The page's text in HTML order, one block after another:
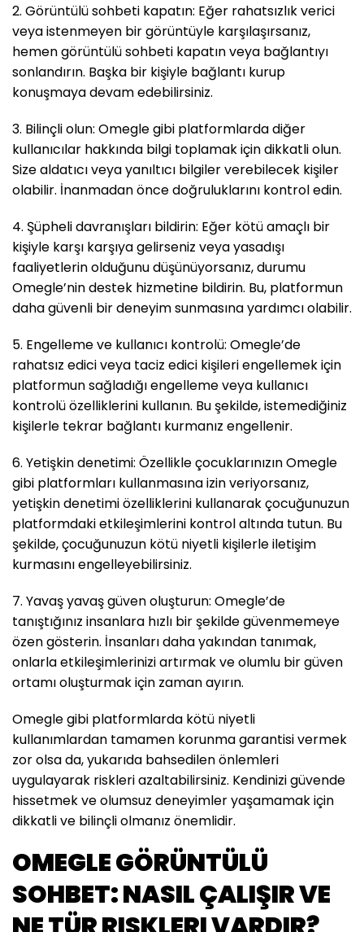
2. Görüntülü sohbeti kapatın: Eğer rahatsızlık verici
veya istenmeyen bir görüntüyle karşılaşırsanız,
hemen görüntülü sohbeti kapatın veya bağlantıyı
sonlandırın. Başka bir kişiyle bağlantı kurup
konuşmaya devam edebilirsiniz.
3. Bilinçli olun: Omegle gibi platformlarda diğer
kullanıcılar hakkında bilgi toplamak için dikkatli olun.
Size aldatıcı veya yanıltıcı bilgiler verebilecek kişiler
olabilir. İnanmadan önce doğruluklarını kontrol edin.
4. Şüpheli davranışları bildirin: Eğer kötü amaçlı bir
kişiyle karşı karşıya gelirseniz veya yasadışı
faaliyetlerin olduğunu düşünüyorsanız, durumu
Omegle’nin destek hizmetine bildirin. Bu, platformun
daha güvenli bir deneyim sunmasına yardımcı olabilir.
5. Engelleme ve kullanıcı kontrolü: Omegle’de
rahatsız edici veya taciz edici kişileri engellemek için
platformun sağladığı engelleme veya kullanıcı
kontrolü özelliklerini kullanın. Bu şekilde, istemediğiniz
kişilerle tekrar bağlantı kurmanız engellenir.
6. Yetişkin denetimi: Özellikle çocuklarınızın Omegle
gibi platformları kullanmasına izin veriyorsanız,
yetişkin denetimi özelliklerini kullanarak çocuğunuzun
platformdaki etkileşimlerini kontrol altında tutun. Bu
şekilde, çocuğunuzun kötü niyetli kişilerle iletişim
kurmasını engelleyebilirsiniz.
7. Yavaş yavaş güven oluşturun: Omegle’de
tanıştığınız insanlara hızlı bir şekilde güvenmemeye
özen gösterin. İnsanları daha yakından tanımak,
onlarla etkileşimlerinizi artırmak ve olumlu bir güven
ortamı oluşturmak için zaman ayırın.
Omegle gibi platformlarda kötü niyetli
kullanımlardan tamamen korunma garantisi vermek
zor olsa da, yukarıda bahsedilen önlemleri
uygulayarak riskleri azaltabilirsiniz. Kendinizi güvende
hissetmek ve olumsuz deneyimler yaşamamak için
dikkatli ve bilinçli olmanız önemlidir.
OMEGLE GÖRÜNTÜLÜ
SOHBET: NASIL ÇALIŞIR VE